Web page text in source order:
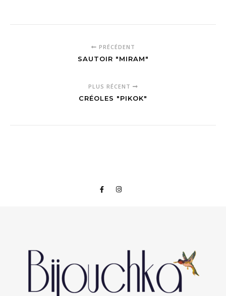
PRÉCÉDENT
SAUTOIR "MIRAM"
PLUS RÉCENT
CRÉOLES "PIKOK"